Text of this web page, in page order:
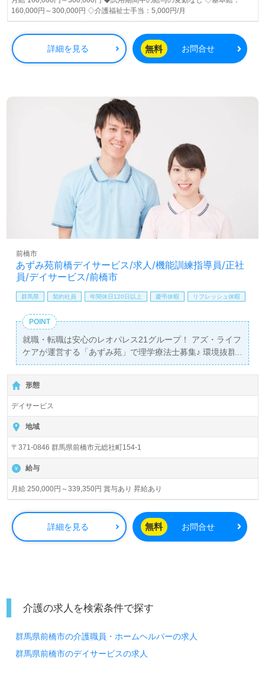
160,000円～300,000円 ◇介護福祉士手当：5,000円/月
詳細を見る 無料 お問合せ
あずみ苑前橋デイサービス/求人/機能訓練指導員/正社
員/デイサービス/前橋市
前橋市
群馬県 契約社員 年間休日120日以上 慶弔休暇 リフレッシュ休暇
POINT
就職・転職は安心のレオパレス21グループ！ アズ・ライフ
ケアが運営する「あずみ苑」で理学療法士募集♪ 環境抜群
の職場で一緒に働きませんか？
形態
デイサービス
地域
〒371-0846 群馬県前橋市元総社町154-1
給与
月給 250,000円～339,350円 賞与あり 昇給あり
詳細を見る 無料 お問合せ
介護の求人を検索条件で探す
群馬県前橋市の介護職員・ホームヘルパーの求人
群馬県前橋市のデイサービスの求人